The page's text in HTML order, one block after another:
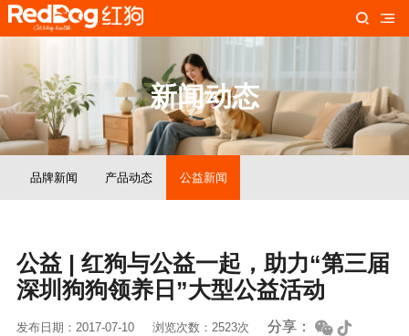
新闻动态
品牌新闻 产品动态 公益新闻
公益 | 红狗与公益一起，助力“第三届
深圳狗狗领养日”大型公益活动
发布日期：2017-07-10 浏览次数：2523次 分享：